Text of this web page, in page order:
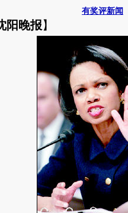
有奖评新闻
阳晚报 】